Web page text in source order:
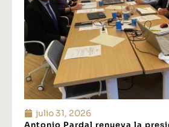
julio 31, 2026